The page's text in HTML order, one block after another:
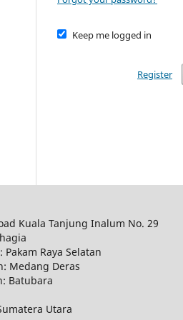
Keep me logged in
Register
Kuala Tanjung Inalum No. 29
Pakam Raya Selatan
Medang Deras
Batubara
Utara